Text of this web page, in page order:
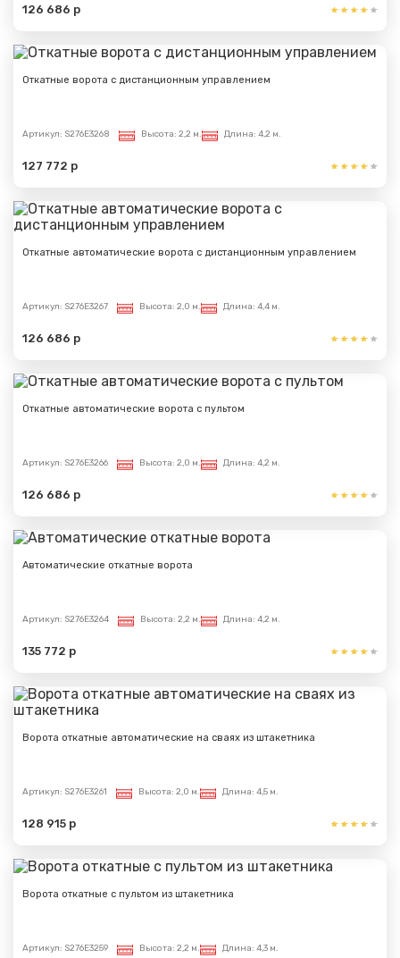
126 686 р
Откатные ворота с дистанционным управлением
Артикул: S276E3268 Высота: 2,2 м. Длина: 4,2 м.
127 772 р
Откатные автоматические ворота с дистанционным управлением
Артикул: S276E3267 Высота: 2,0 м. Длина: 4,4 м.
126 686 р
Откатные автоматические ворота с пультом
Артикул: S276E3266 Высота: 2,0 м. Длина: 4,2 м.
126 686 р
Автоматические откатные ворота
Артикул: S276E3264 Высота: 2,2 м. Длина: 4,2 м.
135 772 р
Ворота откатные автоматические на сваях из штакетника
Артикул: S276E3261 Высота: 2,0 м. Длина: 4,5 м.
128 915 р
Ворота откатные с пультом из штакетника
Артикул: S276E3259 Высота: 2,2 м. Длина: 4,3 м.